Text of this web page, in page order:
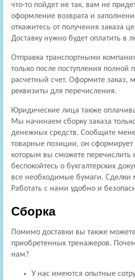
что-то пойдет не так, вам не
оформление возврата и
откажитесь от получения заказа
Доставку нужно будет оплатить в
Отправка транспортными
только после поступления полной
расчетный счет. Оформите
реквизиты для перечисления.
Юридические лица также
Мы начинаем сборку заказа
денежных средств. Сообщите
товарные позиции, он сформирует
которым вы сможете
беспокойтесь о бухгалтерских
все необходимые бумаги. Сделки
Работать с нами удобно и
Сборка
Помимо доставки вы также можете
приобретенных тренажеров.
нам?
У нас имеются опытные